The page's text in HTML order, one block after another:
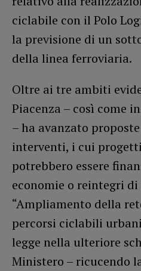
ciclabile con il Polo
la previsione di un
della linea ferroviaria.
Oltre ai tre ambiti
Piacenza – così come
– ha avanzato
interventi, i cui
potrebbero essere
economie o reintegri
“Ampliamento della
percorsi ciclabili
legge nella ulteriore
Ministero – ricucendo